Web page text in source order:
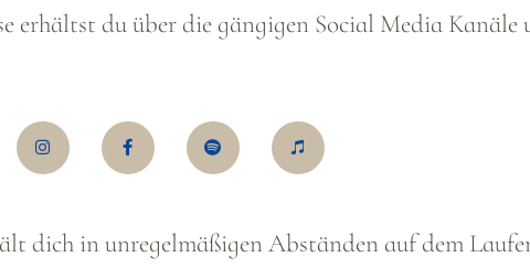
erhältst du über die gängigen Social Media Kanäle
dich in unregelmäßigen Abständen auf dem